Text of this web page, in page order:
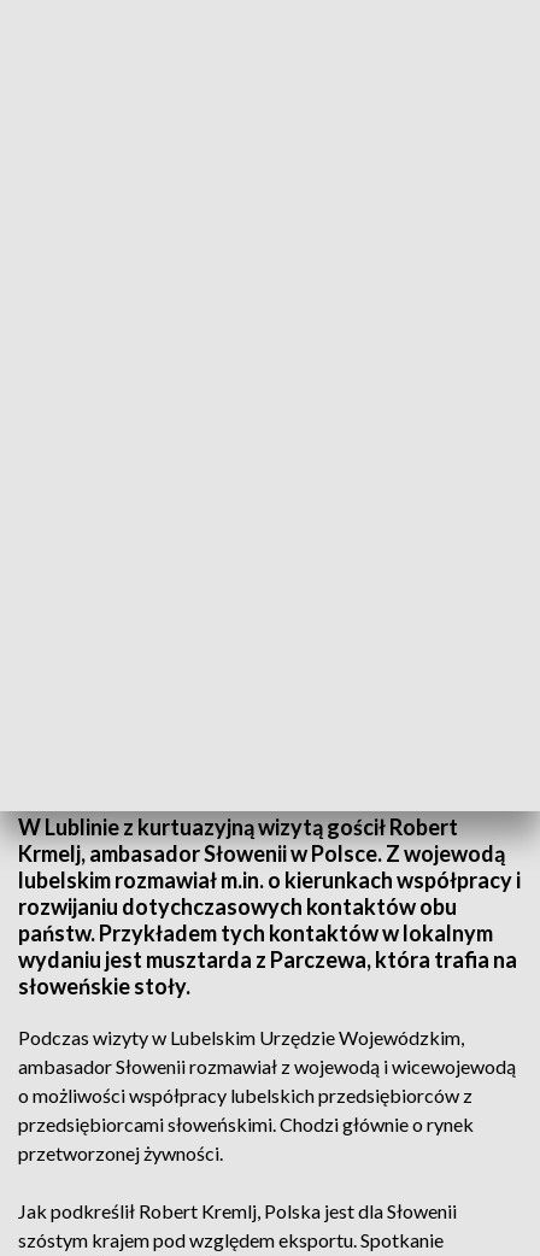
W Lublinie z kurtuazyjną wizytą gościł Robert
Krmelj, ambasador Słowenii w Polsce. Z wojewodą
lubelskim rozmawiał m.in. o kierunkach współpracy i
rozwijaniu dotychczasowych kontaktów obu
państw. Przykładem tych kontaktów w lokalnym
wydaniu jest musztarda z Parczewa, która trafia na
słoweńskie stoły.
Podczas wizyty w Lubelskim Urzędzie Wojewódzkim,
ambasador Słowenii rozmawiał z wojewodą i wicewojewodą
o możliwości współpracy lubelskich przedsiębiorców z
przedsiębiorcami słoweńskimi. Chodzi głównie o rynek
przetworzonej żywności.
Jak podkreślił Robert Kremlj, Polska jest dla Słowenii
szóstym krajem pod względem eksportu. Spotkanie